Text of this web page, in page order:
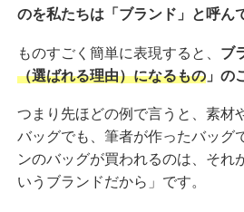
のを私たちは「ブランド」と呼ん
ものすごく簡単に表現すると、 ブ
（選ばれる理由）になるもの 」の
つまり先ほどの例で言うと、素材
バッグでも、筆者が作ったバッグ
ンのバッグが買われるのは、それ
いうブランドだから」です。